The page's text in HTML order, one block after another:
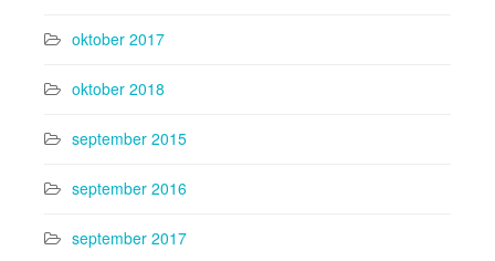
oktober 2017
oktober 2018
september 2015
september 2016
september 2017